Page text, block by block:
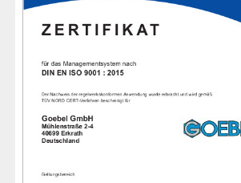
COLLER ET ISOLER
EPI ÉQUIPEMENT